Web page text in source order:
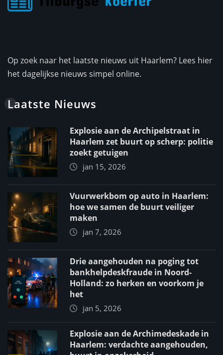
Op zoek naar het laatste nieuws uit Haarlem? Lees hier
het dagelijkse nieuws simpel online.
Laatste Nieuws
Explosie aan de Archipelstraat in
Haarlem zet buurt op scherp: politie
zoekt getuigen
jan 15, 2026
Vuurwerkbom op auto in Haarlem:
hoe we samen de buurt veiliger
maken
jan 7, 2026
Drie aangehouden na poging tot
bankhelpdeskfraude in Noord-
Holland: zo herken en voorkom je
het
jan 5, 2026
Explosie aan de Archimedeskade in
Haarlem: verdachte aangehouden,